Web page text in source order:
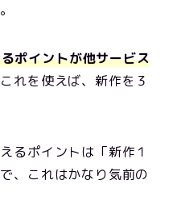
ポイントが他サービス
れを使えば、新作を３
るポイントは「新作１
、これはかなり気前の